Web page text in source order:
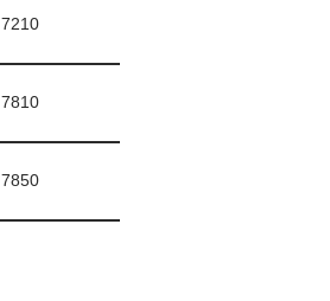
7210
7810
7850